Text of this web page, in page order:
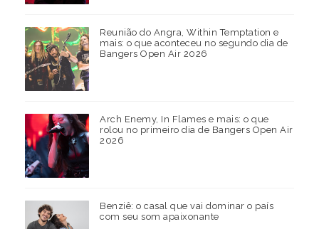
Reunião do Angra, Within Temptation e
mais: o que aconteceu no segundo dia de
Bangers Open Air 2026
Arch Enemy, In Flames e mais: o que
rolou no primeiro dia de Bangers Open Air
2026
Benziê: o casal que vai dominar o país
com seu som apaixonante